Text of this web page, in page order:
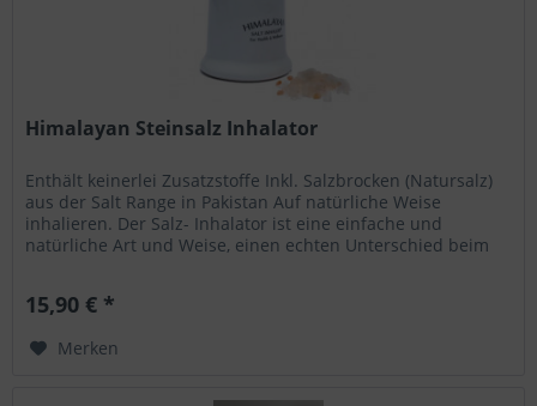
Himalayan Steinsalz Inhalator
Enthält keinerlei Zusatzstoffe Inkl. Salzbrocken (Natursalz)
aus der Salt Range in Pakistan Auf natürliche Weise
inhalieren. Der Salz- Inhalator ist eine einfache und
natürliche Art und Weise, einen echten Unterschied beim
15,90 € *
Merken